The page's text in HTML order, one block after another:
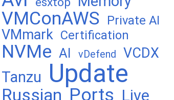
VMConAWS Private AI
VMmark Certification
NVMe AI vDefend VCDX
Tanzu Update
Russian Ports Live